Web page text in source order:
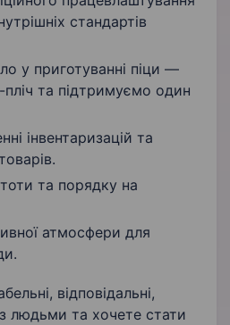
стандартів
у приготуванні піци —
та підтримуємо один
інвентаризацій та
та порядку на
атмосфери для
відповідальні,
людьми та хочете стати